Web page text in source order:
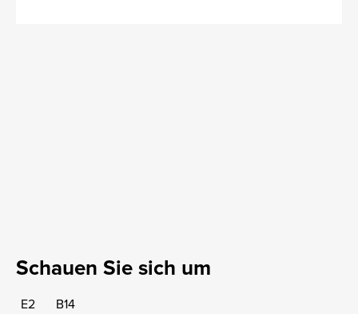
Schauen Sie sich um
E2 B14